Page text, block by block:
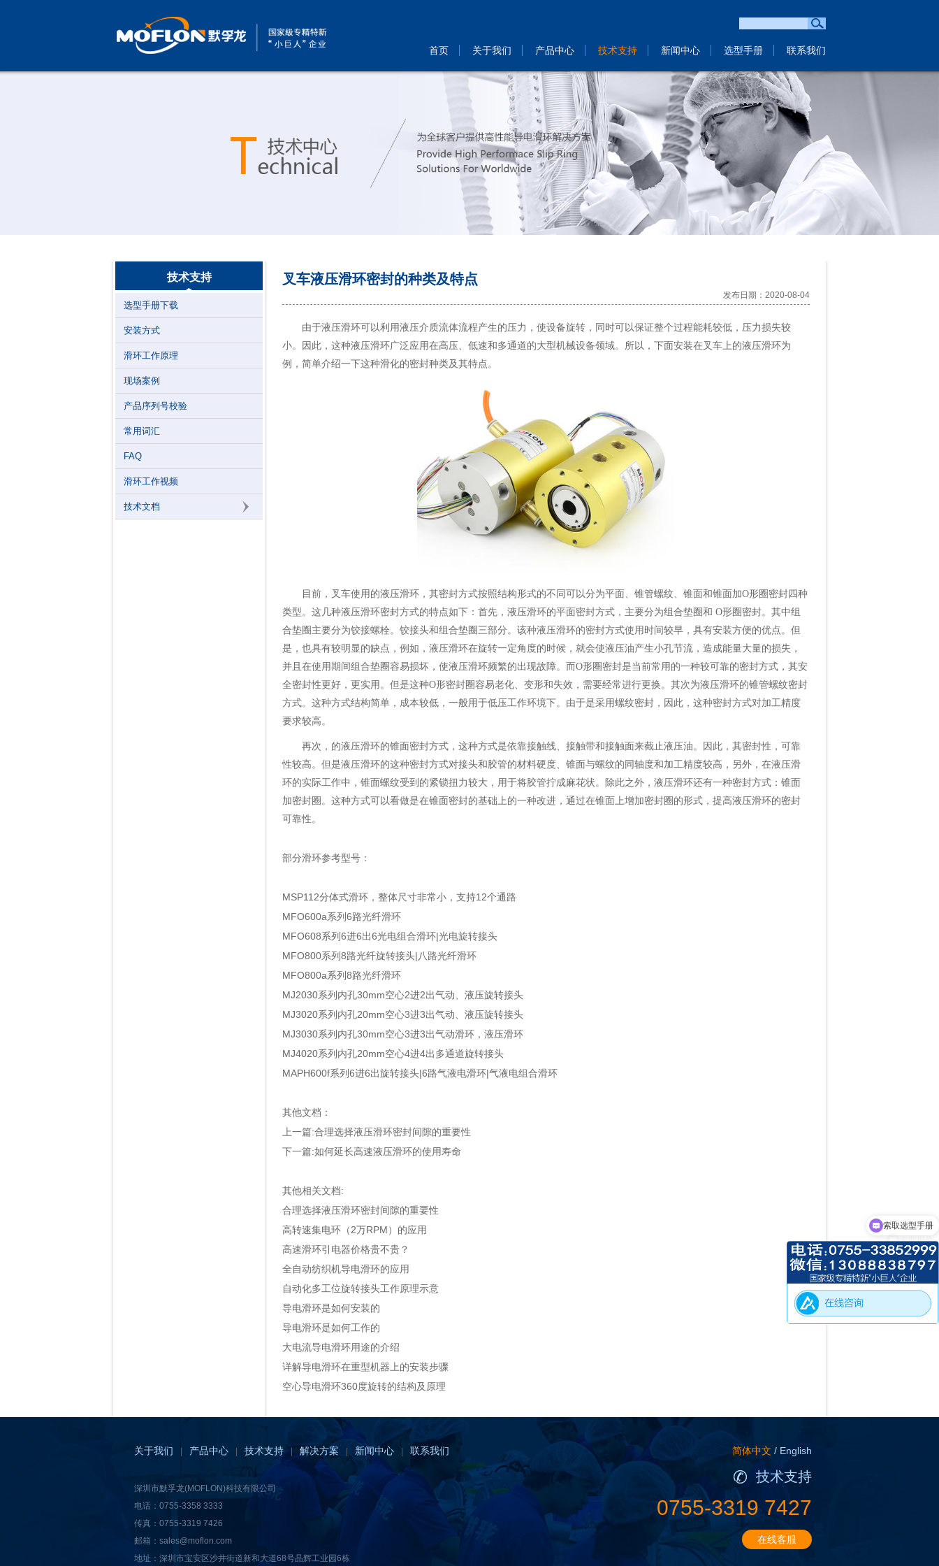
首页 关于我们 产品中心 技术支持 新闻中心 选型手册 联系我们
技术支持
选型手册下载
安装方式
滑环工作原理
现场案例
产品序列号校验
常用词汇
FAQ
滑环工作视频
技术文档
叉车液压滑环密封的种类及特点
发布日期：2020-08-04
由于液压滑环可以利用液压介质流体流程产生的压力，使设备旋转，同时可以保证整个过程能耗较低，压力损失较
小。因此，这种液压滑环广泛应用在高压、低速和多通道的大型机械设备领域。所以，下面安装在叉车上的液压滑环为
例，简单介绍一下这种滑化的密封种类及其特点。
目前，叉车使用的液压滑环，其密封方式按照结构形式的不同可以分为平面、锥管螺纹、锥面和锥面加O形圈密封四种
类型。这几种液压滑环密封方式的特点如下：首先，液压滑环的平面密封方式，主要分为组合垫圈和 O形圈密封。其中组
合垫圈主要分为铰接螺栓。铰接头和组合垫圈三部分。该种液压滑环的密封方式使用时间较早，具有安装方便的优点。但
是，也具有较明显的缺点，例如，液压滑环在旋转一定角度的时候，就会使液压油产生小孔节流，造成能量大量的损失，
并且在使用期间组合垫圈容易损坏，使液压滑环频繁的出现故障。而O形圈密封是当前常用的一种较可靠的密封方式，其安
全密封性更好，更实用。但是这种O形密封圈容易老化、变形和失效，需要经常进行更换。其次为液压滑环的锥管螺纹密封
方式。这种方式结构简单，成本较低，一般用于低压工作环境下。由于是采用螺纹密封，因此，这种密封方式对加工精度
要求较高。
再次，的液压滑环的锥面密封方式，这种方式是依靠接触线、接触带和接触面来截止液压油。因此，其密封性，可靠
性较高。但是液压滑环的这种密封方式对接头和胶管的材料硬度、锥面与螺纹的同轴度和加工精度较高，另外，在液压滑
环的实际工作中，锥面螺纹受到的紧锁扭力较大，用于将胶管拧成麻花状。除此之外，液压滑环还有一种密封方式：锥面
加密封圈。这种方式可以看做是在锥面密封的基础上的一种改进，通过在锥面上增加密封圈的形式，提高液压滑环的密封
可靠性。
部分滑环参考型号：
MSP112分体式滑环，整体尺寸非常小，支持12个通路
MFO600a系列6路光纤滑环
MFO608系列6进6出6光电组合滑环|光电旋转接头
MFO800系列8路光纤旋转接头|八路光纤滑环
MFO800a系列8路光纤滑环
MJ2030系列内孔30mm空心2进2出气动、液压旋转接头
MJ3020系列内孔20mm空心3进3出气动、液压旋转接头
MJ3030系列内孔30mm空心3进3出气动滑环，液压滑环
MJ4020系列内孔20mm空心4进4出多通道旋转接头
MAPH600f系列6进6出旋转接头|6路气液电滑环|气液电组合滑环
其他文档：
上一篇:合理选择液压滑环密封间隙的重要性
下一篇:如何延长高速液压滑环的使用寿命
其他相关文档:
合理选择液压滑环密封间隙的重要性
高转速集电环（2万RPM）的应用
高速滑环引电器价格贵不贵？
全自动纺织机导电滑环的应用
自动化多工位旋转接头工作原理示意
导电滑环是如何安装的
导电滑环是如何工作的
大电流导电滑环用途的介绍
详解导电滑环在重型机器上的安装步骤
空心导电滑环360度旋转的结构及原理
关于我们 | 产品中心 | 技术支持 | 解决方案 | 新闻中心 | 联系我们
深圳市默孚龙(MOFLON)科技有限公司
电话：0755-3358 3333
传真：0755-3319 7426
邮箱：sales@moflon.com
地址：深圳市宝安区沙井街道新和大道68号晶辉工业园6栋
简体中文 / English
技术支持
0755-3319 7427
在线客服
索取报价